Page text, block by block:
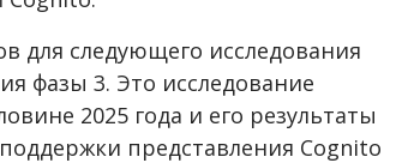
для следующего исследования
фазы 3. Это исследование
2025 года и его результаты
представления Cognito